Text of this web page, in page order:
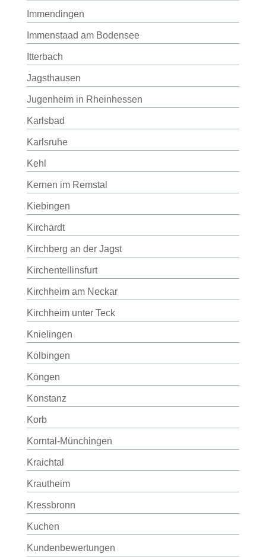
Immendingen
Immenstaad am Bodensee
Itterbach
Jagsthausen
Jugenheim in Rheinhessen
Karlsbad
Karlsruhe
Kehl
Kernen im Remstal
Kiebingen
Kirchardt
Kirchberg an der Jagst
Kirchentellinsfurt
Kirchheim am Neckar
Kirchheim unter Teck
Knielingen
Kolbingen
Köngen
Konstanz
Korb
Korntal-Münchingen
Kraichtal
Krautheim
Kressbronn
Kuchen
Kundenbewertungen